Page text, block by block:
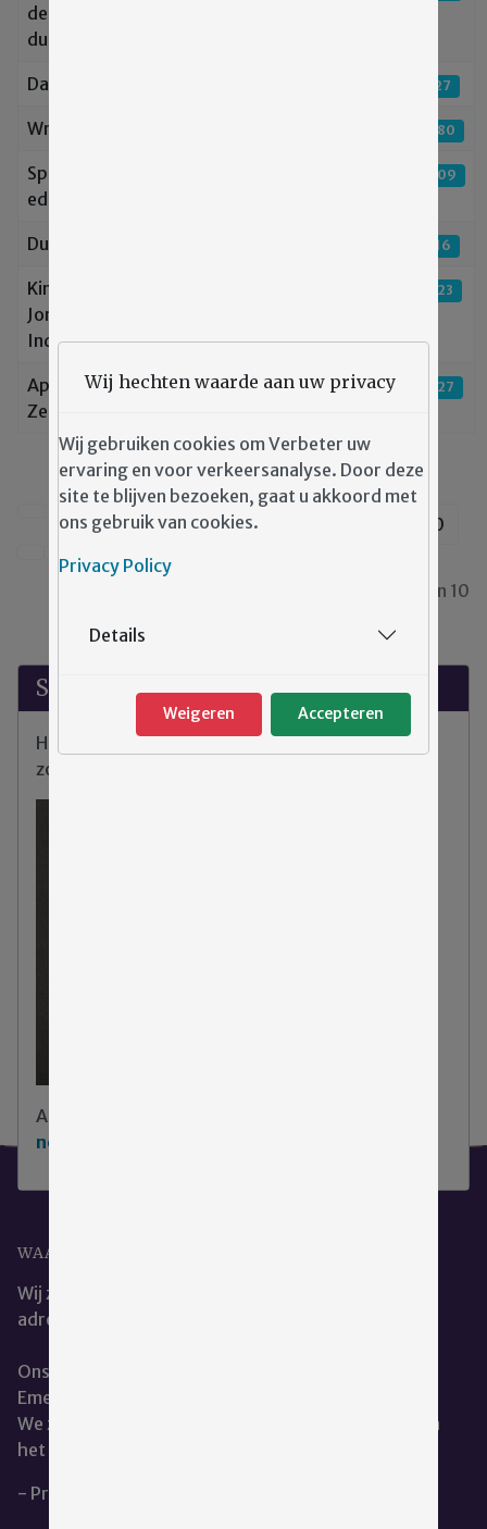
deelname
durfjijmetmij.nl
Dappere indianen Hits: 3127
Wmcz 2018 Hits: 3080
Spreekbuis lente
editie
Hits: 3009
Durf jij met mij? Hits: 3316
Kindergroep en
Jongerengroep
Indigo
Hits: 3423
App 113
Zelfmoordpreventie
15 november 2018 Hits: 3427
1 2 3 4 5 10
Pagina 4 van 10
Suggesties?
Heeft u klachten, tips of opmerkingen over de
zorg binnen Emergis?
Aarzel niet
nemen
WAAR KUNT U ONS VINDEN?
Wij zijn het beste te bereiken via ons e-mail
adres:
Ons kantoor is te vinden op de hoofdlocatie van
Emergis te Kloetinge.
We zitten naast de dienst geestelijke verzorging aan
het restaurant.
- Privacy en Cookieverklaring
Wij hechten waarde aan uw privacy
Wij gebruiken cookies om Verbeter uw
ervaring en voor verkeersanalyse. Door deze
site te blijven bezoeken, gaat u akkoord met
ons gebruik van cookies.
Privacy Policy
Details
Weigeren Accepteren